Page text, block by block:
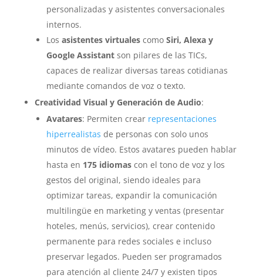
personalizadas y asistentes conversacionales
internos.
Los asistentes virtualescomo Siri, Alexa y
Google Assistantson pilares de las TICs,
capaces de realizar diversas tareas cotidianas
mediante comandos de voz o texto.
Creatividad Visual y Generación de Audio:
Avatares: Permiten crear representaciones
hiperrealistas de personas con solo unos
minutos de vídeo. Estos avatares pueden hablar
hasta en 175 idiomascon el tono de voz y los
gestos del original, siendo ideales para
optimizar tareas, expandir la comunicación
multilingüe en marketing y ventas (presentar
hoteles, menús, servicios), crear contenido
permanente para redes sociales e incluso
preservar legados. Pueden ser programados
para atención al cliente 24/7 y existen tipos